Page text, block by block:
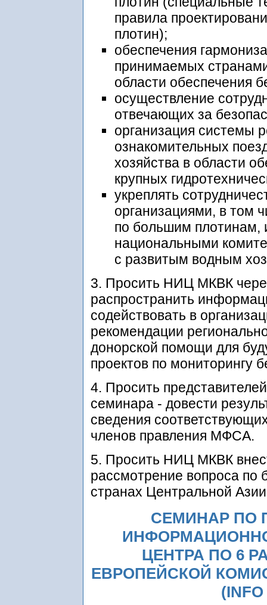
правила
плотин);
обеспечения
принимаемых
области обеспечения
осуществление
отвечающих за
организация системы
ознакомительных
хозяйства в области
крупных
укреплять
организациями, в том
по большим плотинам,
национальными
с развитым водным
3. Просить НИЦ МКВК
распространить
содействовать в
рекомендации
донорской помощи для
проектов по мониторингу
4. Просить
семинара - довести
сведения
членов правления МФСА.
5. Просить НИЦ МКВК
рассмотрение вопроса по
странах Центральной
СЕМИНАР ПО
ЦЕНТРА ПО 6
ЕВРОПЕЙСКОЙ